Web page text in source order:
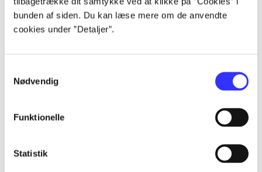
bunden af siden. Du kan læse mere om de anvendte
cookies under ”Detaljer”.
Nødvendig
Funktionelle
Statistik
Artikler